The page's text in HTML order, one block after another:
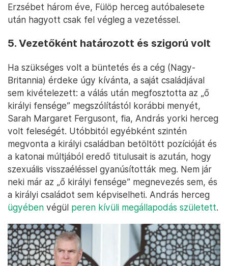
Erzsébet három éve, Fülöp herceg autóbalesete
után hagyott csak fel végleg a vezetéssel.
5. Vezetőként határozott és szigorú volt
Ha szükséges volt a büntetés és a cég (Nagy-
Britannia) érdeke úgy kívánta, a saját családjával
sem kivételezett: a válás után megfosztotta az „ő
királyi fensége” megszólítástól korábbi menyét,
Sarah Margaret Fergusont, fia, András yorki herceg
volt feleségét. Utóbbitól egyébként szintén
megvonta a királyi családban betöltött pozícióját és
a katonai múltjából eredő titulusait is azután, hogy
szexuális visszaéléssel gyanúsították meg. Nem jár
neki már az „ő királyi fensége” megnevezés sem, és
a királyi családot sem képviselheti. András herceg
ügyében végül peren kívüli megállapodás született.